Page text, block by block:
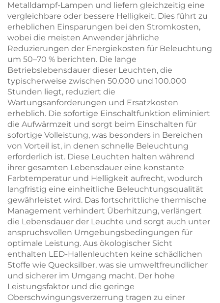
Metalldampf-Lampen und liefern gleichzeitig eine
vergleichbare oder bessere Helligkeit. Dies führt zu
erheblichen Einsparungen bei den Stromkosten,
wobei die meisten Anwender jährliche
Reduzierungen der Energiekosten für Beleuchtung
um 50–70 % berichten. Die lange
Betriebslebensdauer dieser Leuchten, die
typischerweise zwischen 50.000 und 100.000
Stunden liegt, reduziert die
Wartungsanforderungen und Ersatzkosten
erheblich. Die sofortige Einschaltfunktion eliminiert
die Aufwärmzeit und sorgt beim Einschalten für
sofortige Volleistung, was besonders in Bereichen
von Vorteil ist, in denen schnelle Beleuchtung
erforderlich ist. Diese Leuchten halten während
ihrer gesamten Lebensdauer eine konstante
Farbtemperatur und Helligkeit aufrecht, wodurch
langfristig eine einheitliche Beleuchtungsqualität
gewährleistet wird. Das fortschrittliche thermische
Management verhindert Überhitzung, verlängert
die Lebensdauer der Leuchte und sorgt auch unter
anspruchsvollen Umgebungsbedingungen für
optimale Leistung. Aus ökologischer Sicht
enthalten LED-Hallenleuchten keine schädlichen
Stoffe wie Quecksilber, was sie umweltfreundlicher
und sicherer im Umgang macht. Der hohe
Leistungsfaktor und die geringe
Oberschwingungsverzerrung tragen zu einer